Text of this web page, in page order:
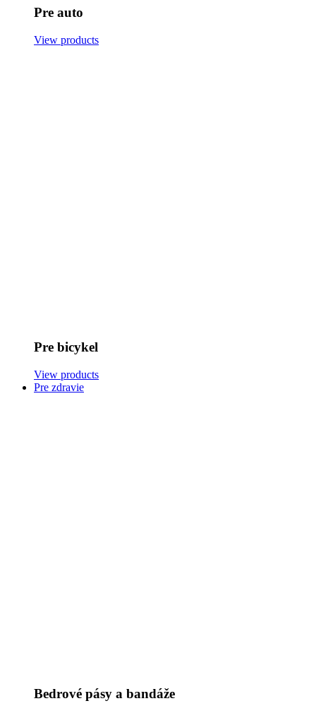
Pre auto
View products
Pre bicykel
View products
Pre zdravie
Bedrové pásy a bandáže